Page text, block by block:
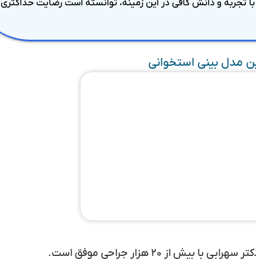
تجربه و دانش کافی در این زمینه، توانسته است رضایت حداکثری
مدل بینی استخوانی
سهرابی با بیش از ۲۰ هزار جراحی موفق است.